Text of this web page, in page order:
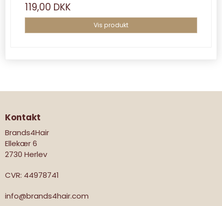
119,00 DKK
Vis produkt
Kontakt
Brands4Hair
Ellekær 6
2730 Herlev
CVR: 44978741
info@brands4hair.com